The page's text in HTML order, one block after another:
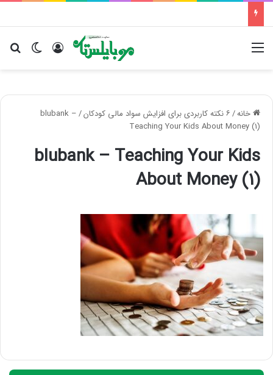
تغییر ورود
خانه/۶ نکته کاربردی برای افزایش سواد مالی کودکان /
blubank –
Teaching Your Kids About Money (1)
blubank – Teaching Your Kids
About Money (1)